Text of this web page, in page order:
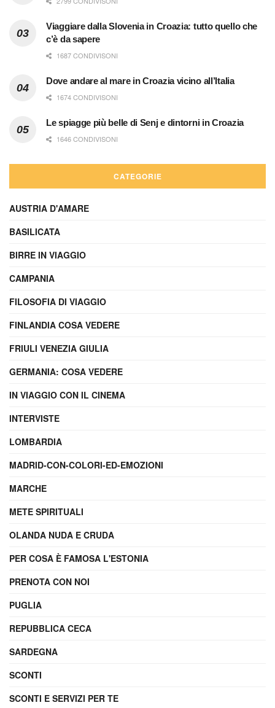
Viaggiare dalla Slovenia in Croazia: tutto quello che
c’è da sapere
1687 CONDIVISONI
Dove andare al mare in Croazia vicino all’Italia
1674 CONDIVISONI
Le spiagge più belle di Senj e dintorni in Croazia
1646 CONDIVISONI
CATEGORIE
AUSTRIA D'AMARE
BASILICATA
BIRRE IN VIAGGIO
CAMPANIA
FILOSOFIA DI VIAGGIO
FINLANDIA COSA VEDERE
FRIULI VENEZIA GIULIA
GERMANIA: COSA VEDERE
IN VIAGGIO CON IL CINEMA
INTERVISTE
LOMBARDIA
MADRID-CON-COLORI-ED-EMOZIONI
MARCHE
METE SPIRITUALI
OLANDA NUDA E CRUDA
PER COSA È FAMOSA L'ESTONIA
PRENOTA CON NOI
PUGLIA
REPUBBLICA CECA
SARDEGNA
SCONTI
SCONTI E SERVIZI PER TE